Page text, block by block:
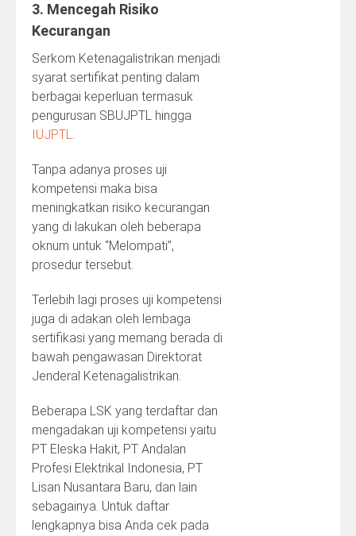
3. Mencegah Risiko
Kecurangan
Serkom Ketenagalistrikan menjadi
syarat sertifikat penting dalam
berbagai keperluan termasuk
pengurusan SBUJPTL hingga
IUJPTL.
Tanpa adanya proses uji
kompetensi maka bisa
meningkatkan risiko kecurangan
yang di lakukan oleh beberapa
oknum untuk “Melompati”,
prosedur tersebut.
Terlebih lagi proses uji kompetensi
juga di adakan oleh lembaga
sertifikasi yang memang berada di
bawah pengawasan Direktorat
Jenderal Ketenagalistrikan.
Beberapa LSK yang terdaftar dan
mengadakan uji kompetensi yaitu
PT Eleska Hakit, PT Andalan
Profesi Elektrikal Indonesia, PT
Lisan Nusantara Baru, dan lain
sebagainya. Untuk daftar
lengkapnya bisa Anda cek pada